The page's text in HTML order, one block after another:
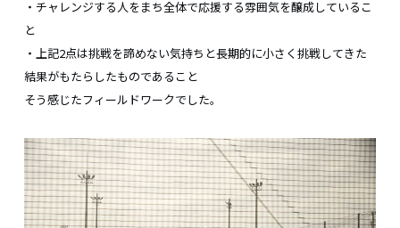
・チャレンジする人をまち全体で応援する雰囲気を醸成しているこ
と
・上記2点は挑戦を諦めない気持ちと長期的に小さく挑戦してきた
結果がもたらしたものであること
そう感じたフィールドワークでした。